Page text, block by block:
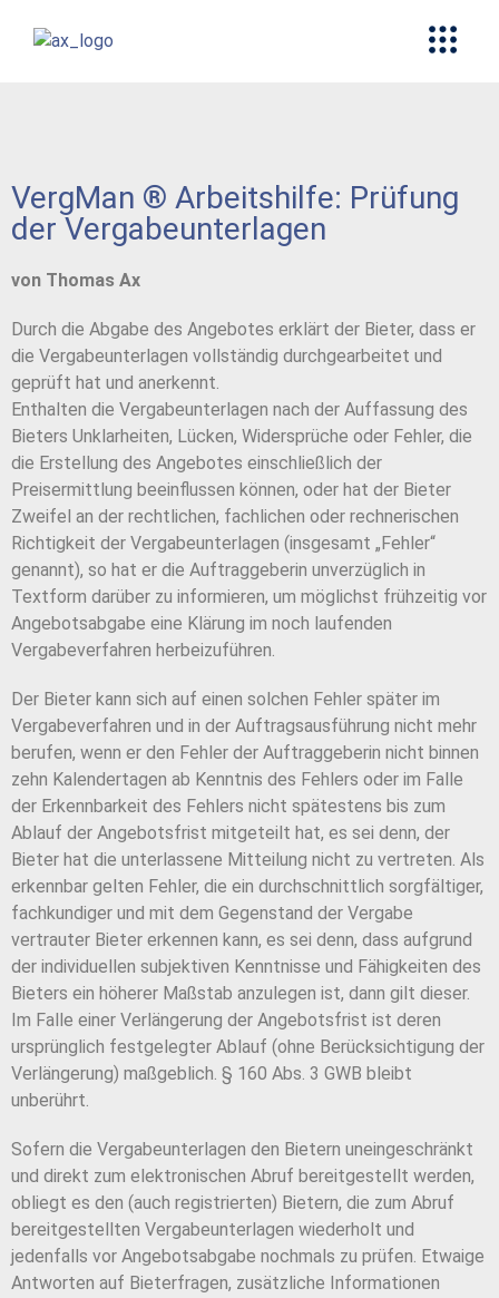
VergMan ® Arbeitshilfe: Prüfung
der Vergabeunterlagen
von Thomas Ax
Durch die Abgabe des Angebotes erklärt der Bieter, dass er
die Vergabeunterlagen vollständig durchgearbeitet und
geprüft hat und anerkennt.
Enthalten die Vergabeunterlagen nach der Auffassung des
Bieters Unklarheiten, Lücken, Widersprüche oder Fehler, die
die Erstellung des Angebotes einschließlich der
Preisermittlung beeinflussen können, oder hat der Bieter
Zweifel an der rechtlichen, fachlichen oder rechnerischen
Richtigkeit der Vergabeunterlagen (insgesamt „Fehler“
genannt), so hat er die Auftraggeberin unverzüglich in
Textform darüber zu informieren, um möglichst frühzeitig vor
Angebotsabgabe eine Klärung im noch laufenden
Vergabeverfahren herbeizuführen.
Der Bieter kann sich auf einen solchen Fehler später im
Vergabeverfahren und in der Auftragsausführung nicht mehr
berufen, wenn er den Fehler der Auftraggeberin nicht binnen
zehn Kalendertagen ab Kenntnis des Fehlers oder im Falle
der Erkennbarkeit des Fehlers nicht spätestens bis zum
Ablauf der Angebotsfrist mitgeteilt hat, es sei denn, der
Bieter hat die unterlassene Mitteilung nicht zu vertreten. Als
erkennbar gelten Fehler, die ein durchschnittlich sorgfältiger,
fachkundiger und mit dem Gegenstand der Vergabe
vertrauter Bieter erkennen kann, es sei denn, dass aufgrund
der individuellen subjektiven Kenntnisse und Fähigkeiten des
Bieters ein höherer Maßstab anzulegen ist, dann gilt dieser.
Im Falle einer Verlängerung der Angebotsfrist ist deren
ursprünglich festgelegter Ablauf (ohne Berücksichtigung der
Verlängerung) maßgeblich. § 160 Abs. 3 GWB bleibt
unberührt.
Sofern die Vergabeunterlagen den Bietern uneingeschränkt
und direkt zum elektronischen Abruf bereitgestellt werden,
obliegt es den (auch registrierten) Bietern, die zum Abruf
bereitgestellten Vergabeunterlagen wiederholt und
jedenfalls vor Angebotsabgabe nochmals zu prüfen. Etwaige
Antworten auf Bieterfragen, zusätzliche Informationen